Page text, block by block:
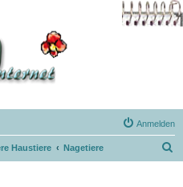
Anmelden
Haustiere Nagetiere